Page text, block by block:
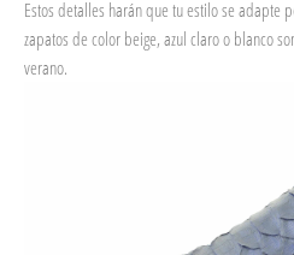
Estos detalles harán que tu estilo se adapte
zapatos de color beige, azul claro o blanco
verano.